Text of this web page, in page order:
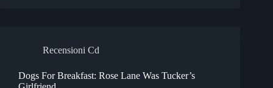
Recensioni Cd
Dogs For Breakfast: Rose Lane Was Tucker’s